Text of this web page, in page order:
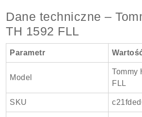
Dane techniczne –
TH 1592 FLL
Parametr
Model
Tommy
FLL
SKU